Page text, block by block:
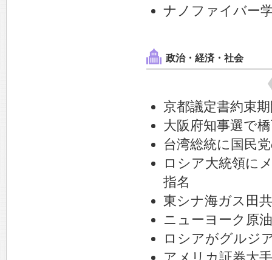
ナノファイバー
政治・経済・社会
京都議定書約束
大阪府知事選で
台湾総統に国民
ロシア大統領に
指名
東シナ海ガス田
ニューヨーク原
ロシアがグルジ